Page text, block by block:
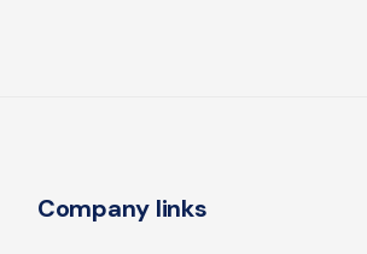
Company links